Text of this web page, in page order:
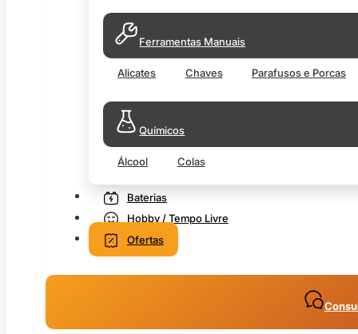
Ferramentas Manuais
Alicates Chaves Parafusos e Porcas
Químicos
Álcool Colas
Baterias
Hobby / Tempo Livre
Ofertas